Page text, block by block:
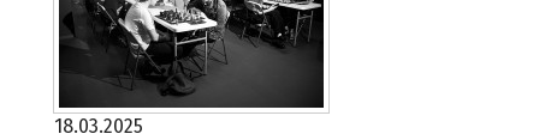
18.03.2025